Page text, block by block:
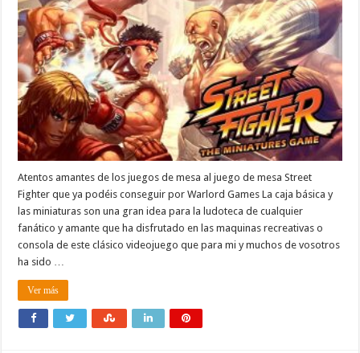
Atentos amantes de los juegos de mesa al juego de mesa Street
Fighter que ya podéis conseguir por Warlord Games La caja básica y
las miniaturas son una gran idea para la ludoteca de cualquier
fanático y amante que ha disfrutado en las maquinas recreativas o
consola de este clásico videojuego que para mi y muchos de vosotros
ha sido …
Ver más